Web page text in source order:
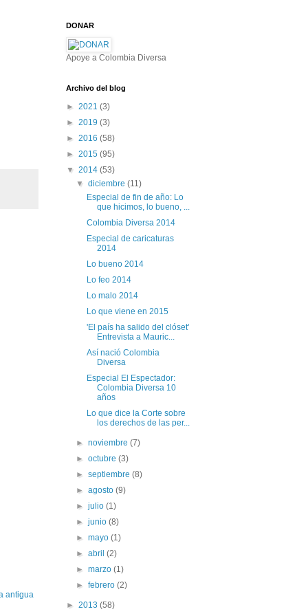
antigua
DONAR
Apoye a Colombia Diversa
Archivo del blog
► 2021 (3)
► 2019 (3)
► 2016 (58)
► 2015 (95)
▼ 2014 (53)
▼diciembre(11)
Especial de fin de año: Lo
que hicimos, lo bueno, ...
Colombia Diversa 2014
Especial de caricaturas
2014
Lo bueno 2014
Lo feo 2014
Lo malo 2014
Lo que viene en 2015
'El país ha salido del clóset'
Entrevista a Mauric...
Así nació Colombia
Diversa
Especial El Espectador:
Colombia Diversa 10
años
Lo que dice la Corte sobre
los derechos de las per...
►noviembre(7)
►octubre(3)
►septiembre(8)
►agosto(9)
►julio(1)
►junio(8)
►mayo(1)
►abril(2)
►marzo(1)
►febrero(2)
► 2013 (58)